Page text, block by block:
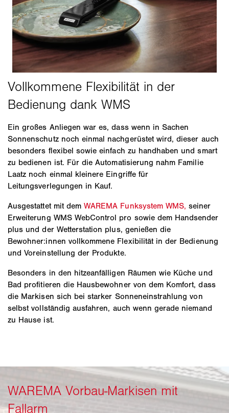
Ein großes Anliegen war es, dass wenn in Sachen
Sonnenschutz noch einmal nachgerüstet wird, dieser auch
besonders flexibel sowie einfach zu handhaben und smart
zu bedienen ist. Für die Automatisierung nahm Familie
Laatz noch einmal kleinere Eingriffe für
Leitungsverlegungen in Kauf.
Ausgestattet mit demWAREMA Funksystem WMS, seiner
Erweiterung WMS WebControl pro sowie dem Handsender
plus und der Wetterstation plus, genießen die
Bewohner:innen vollkommene Flexibilität in der Bedienung
und Voreinstellung der Produkte.
Besonders in den hitzeanfälligen Räumen wie Küche und
Bad profitieren die Hausbewohner von dem Komfort, dass
die Markisen sich bei starker Sonneneinstrahlung von
selbst vollständig ausfahren, auch wenn gerade niemand
zu Hause ist.